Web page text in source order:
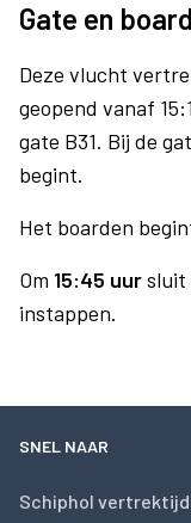
Gate en
Deze vlucht
geopend vanaf
gate B31. Bij de
begint.
Het boarden
Om 15:45 uursluit
instappen.
SNEL NAAR
Schiphol